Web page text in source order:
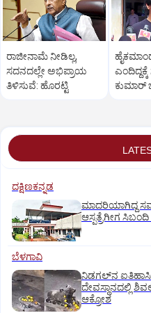
ರಾಜೀನಾಮೆ ನೀಡಿಲ್ಲ,
ಸದನದಲ್ಲೇ ಅಭಿಪ್ರಾಯ
ತಿಳಿಸುವೆ: ಹೊರಟ್ಟಿ
ಕುಮಾರ್
ದಕ್ಷಿಣಕನ್ನಡ
ಮಾದರಿಯಾಗಿದ್ದ
ಆಸ್ಪತ್ರೆಗೀಗ
ಬೆಳಗಾವಿ
ನಿಡಗಲ್‌ನ ಐತಿಹಾಸಿಕ
ದೇವಸ್ಥಾನದಲ್ಲಿ
ಆಕ್ರೋಶ